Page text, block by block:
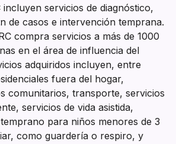
incluyen servicios de diagnóstico,
de casos e intervención temprana.
compra servicios a más de 1000
en el área de influencia del
adquiridos incluyen, entre
fuera del hogar,
comunitarios, transporte, servicios
servicios de vida asistida,
para niños menores de 3
como guardería o respiro, y